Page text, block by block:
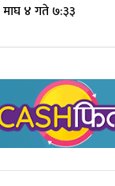
४ गते ७:३३